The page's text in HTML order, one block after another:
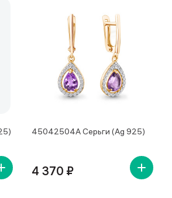
45042504А Серьги (Ag 925)
4 370 ₽